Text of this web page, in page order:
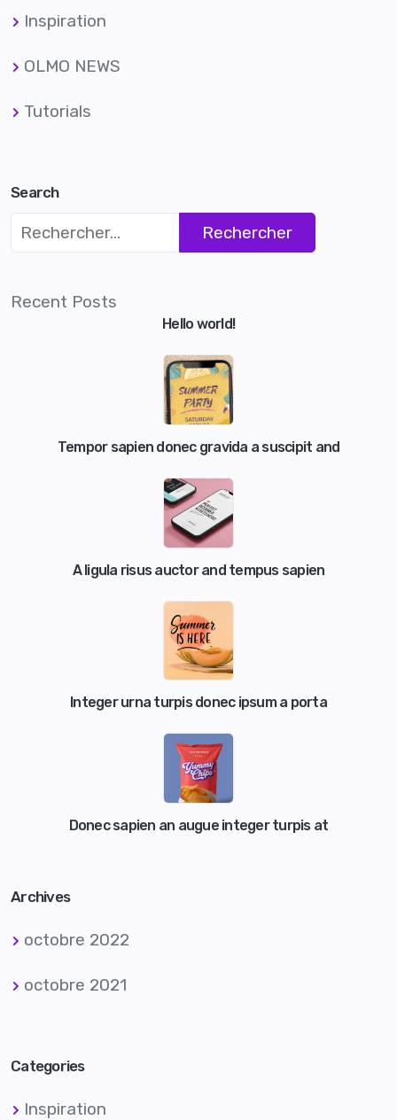
Inspiration
OLMO NEWS
Tutorials
Search
Recent Posts
Hello world!
Tempor sapien donec gravida a suscipit and
A ligula risus auctor and tempus sapien
Integer urna turpis donec ipsum a porta
Donec sapien an augue integer turpis at
Archives
octobre 2022
octobre 2021
Categories
Inspiration